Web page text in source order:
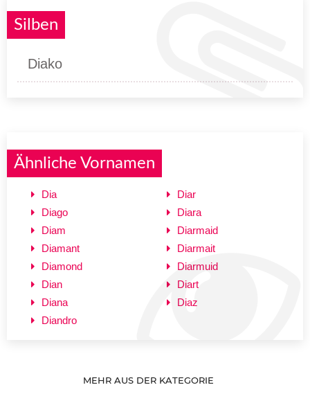
Silben
Diako
Ähnliche Vornamen
Dia
Diago
Diam
Diamant
Diamond
Dian
Diana
Diandro
Diar
Diara
Diarmaid
Diarmait
Diarmuid
Diart
Diaz
MEHR AUS DER KATEGORIE